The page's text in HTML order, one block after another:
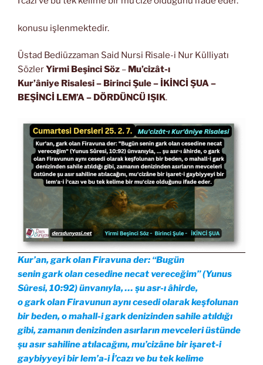
konusu işlenmektedir.
Üstad Bediüzzaman Said Nursi Risale-i Nur Külliyatı
SözlerYirmi Beşinci Söz – Mu’cizât-ı
Kur’âniye Risalesi– Birinci Şule – İKİNCİ ŞUA–
BEŞİNCİ LEM’A – DÖRDÜNCÜ IŞIK.
Kur’an, gark olan Firavuna der: “Bugün
senin gark olan cesedine necat vereceğim” (Yunus
Sûresi, 10:92) ünvanıyla, … şu asr-ı âhirde,
o gark olan Firavunun aynı cesedi olarak keşfolunan
bir beden, o mahall-i gark denizinden sahile atıldığı
gibi, zamanın denizinden asırların mevceleri üstünde
şu asır sahiline atılacağını, mu’cizâne bir işaret-i
gaybiyyeyi bir lem’a-i İ’cazı ve bu tek kelime